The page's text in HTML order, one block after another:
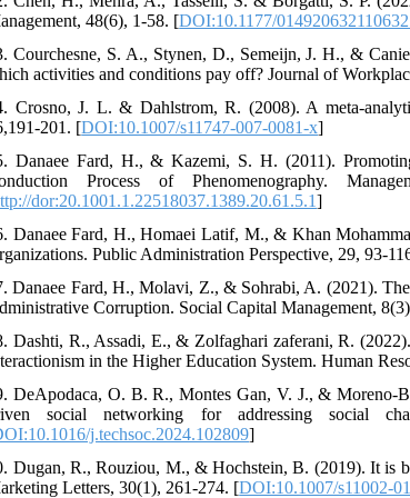
48(6), 1-58. [DOI:10.1177/
Courchesne, S. A., Stynen, D., Semeijn, J. H., &
activities and conditions pay off? Journal of
Crosno, J. L. & Dahlstrom, R. (2008). A meta-
201. [DOI:10.1007/s11747-007-0081-x]
Danaee Fard, H., & Kazemi, S. H. (2011).
Process of Phenomenography.
dor:20.1001.1.22518037.1389.20.61.5.1]
Danaee Fard, H., Homaei Latif, M., & Khan
Public Administration Perspective, 29, 93-
Danaee Fard, H., Molavi, Z., & Sohrabi, A. (2021).
Corruption. Social Capital Management,
Dashti, R., Assadi, E., & Zolfaghari zaferani, R.
in the Higher Education System. Human
DeApodaca, O. B. R., Montes Gan, V. J., & Moreno-
social networking for addressing social
j.techsoc.2024.102809]
Dugan, R., Rouziou, M., & Hochstein, B. (2019). It is
Letters, 30(1), 261-274. [DOI:10.1007/s11002-